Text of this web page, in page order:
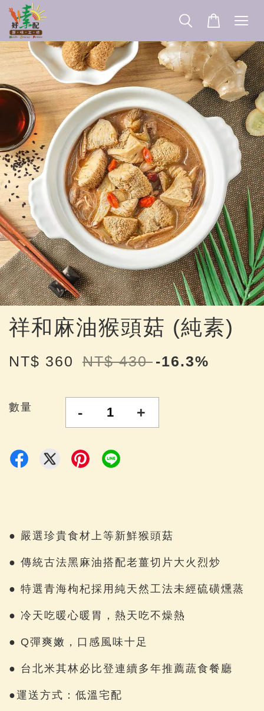
祥和麻油猴頭菇 (純素)
NT$ 360 NT$ 430 -16.3%
數量 - +
● 嚴選珍貴食材上等新鮮猴頭菇
● 傳統古法黑麻油搭配老薑切片大火烈炒
● 特選青海枸杞採用純天然工法未經硫磺燻蒸
● 冷天吃暖心暖胃，熱天吃不燥熱
● Q彈爽嫩，口感風味十足
● 台北米其林必比登連續多年推薦蔬食餐廳
●運送方式：低溫宅配